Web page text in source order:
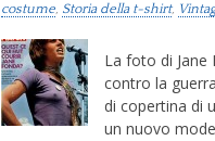
costume, Storia della t-shirt,
La foto di Jane
contro la
di copertina di
un nuovo